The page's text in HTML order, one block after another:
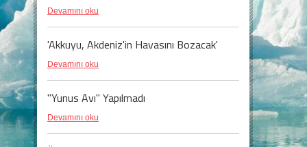
Devamını oku
'Akkuyu, Akdeniz'in Havasını Bozacak'
Devamını oku
"Yunus Avı" Yapılmadı
Devamını oku